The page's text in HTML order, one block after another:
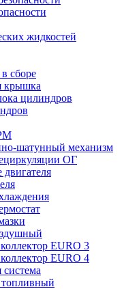
жидкостей
сборе
крышка
цилиндров
шатунный механизм
ОГ
EURO 3
EURO 4